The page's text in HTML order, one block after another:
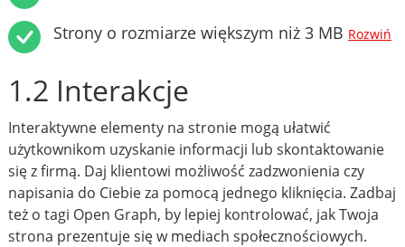
Strony o rozmiarze większym niż 3 MB Rozwiń
1.2 Interakcje
Interaktywne elementy na stronie mogą ułatwić
użytkownikom uzyskanie informacji lub skontaktowanie
się z firmą. Daj klientowi możliwość zadzwonienia czy
napisania do Ciebie za pomocą jednego kliknięcia. Zadbaj
też o tagi Open Graph, by lepiej kontrolować, jak Twoja
strona prezentuje się w mediach społecznościowych.